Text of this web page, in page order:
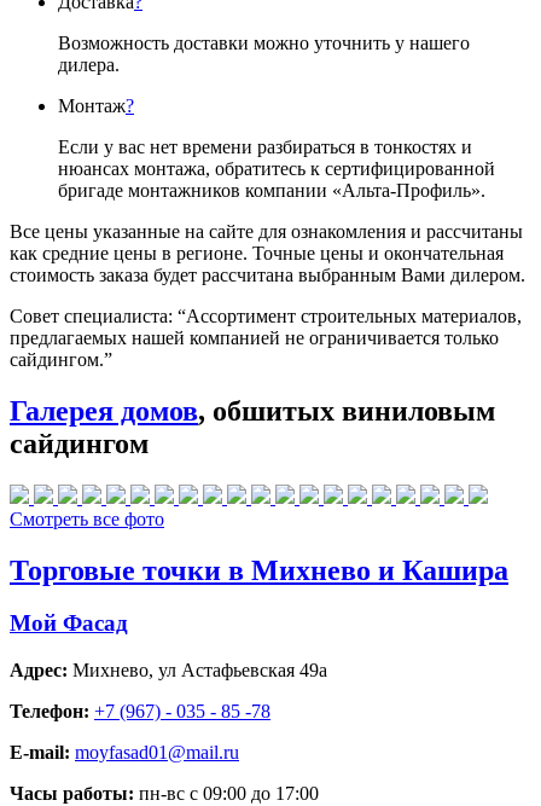
Возможность доставки можно уточнить у нашего
дилера.
Монтаж?
Если у вас нет времени разбираться в тонкостях и
нюансах монтажа, обратитесь к сертифицированной
бригаде монтажников компании «Альта-Профиль».
Все цены указанные на сайте для ознакомления и рассчитаны
как средние цены в регионе. Точные цены и окончательная
стоимость заказа будет рассчитана выбранным Вами дилером.
Совет специалиста: “Ассортимент строительных материалов,
предлагаемых нашей компанией не ограничивается только
сайдингом.”
Галерея домов, обшитых виниловым
сайдингом
Смотреть все фото
Торговые точки в Михнево и Кашира
Мой Фасад
Адрес: Михнево, ул Астафьевская 49а
Телефон: +7 (967) - 035 - 85 -78
E-mail: moyfasad01@mail.ru
Часы работы: пн-вс с 09:00 до 17:00